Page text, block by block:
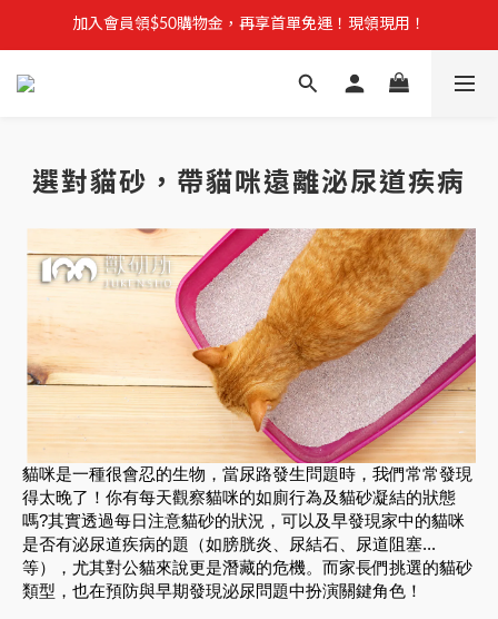
【安心聲明】 獸研所全品項未使用問題油品，點我看詳情 →
加入會員領$50購物金，再享首單免運！現領現用！
加入官方LINE，優惠不錯過！
選對貓砂，帶貓咪遠離泌尿道疾病
貓咪是一種很會忍的生物，當尿路發生問題時，我們常常發現
得太晚了！你有每天觀察貓咪的如廁行為及貓砂凝結的狀態
嗎?其實透過每日注意貓砂的狀況，可以及早發現家中的貓咪
是否有泌尿道疾病的題（如膀胱炎、尿結石、尿道阻塞...
等），尤其對公貓來說更是潛藏的危機。而家長們挑選的貓砂
類型，也在預防與早期發現泌尿問題中扮演關鍵角色！